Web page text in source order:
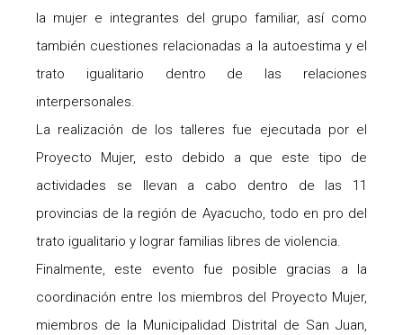
la mujer e integrantes del grupo familiar, así como
también cuestiones relacionadas a la autoestima y el
trato igualitario dentro de las relaciones
interpersonales.
La realización de los talleres fue ejecutada por el
Proyecto Mujer, esto debido a que este tipo de
actividades se llevan a cabo dentro de las 11
provincias de la región de Ayacucho, todo en pro del
trato igualitario y lograr familias libres de violencia.
Finalmente, este evento fue posible gracias a la
coordinación entre los miembros del Proyecto Mujer,
miembros de la Municipalidad Distrital de San Juan,